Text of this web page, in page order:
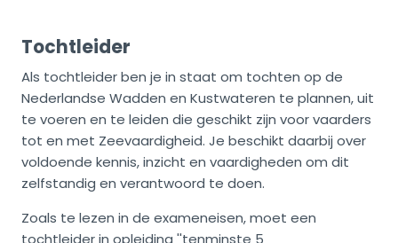
Tochtleider
Als tochtleider ben je in staat om tochten op de
Nederlandse Wadden en Kustwateren te plannen, uit
te voeren en te leiden die geschikt zijn voor vaarders
tot en met Zeevaardigheid. Je beschikt daarbij over
voldoende kennis, inzicht en vaardigheden om dit
zelfstandig en verantwoord te doen.
Zoals te lezen in de exameneisen, moet een